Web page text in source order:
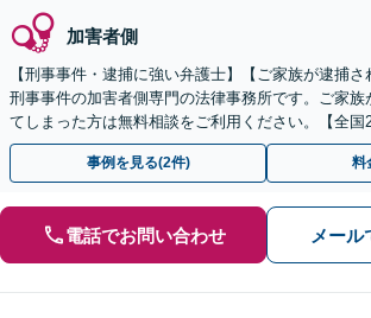
加害者側
【刑事事件・逮捕に強い弁護士】【ご家族が逮捕さ
刑事事件の加害者側専門の法律事務所です。ご家族
てしまった方は無料相談をご利用ください。【全国
対応】【弁護士待機中/当日中の電話相談可(予約制)
事例を見る(2件) 料
電話でお問い合わせ メール